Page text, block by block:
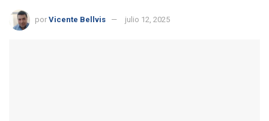
por Vicente Bellvis julio 12, 2025